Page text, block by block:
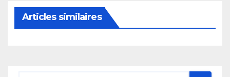
Articles similaires